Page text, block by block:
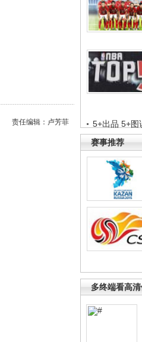
5+出品 5+图
赛事推荐
多终端看高
责任编辑：卢芳菲